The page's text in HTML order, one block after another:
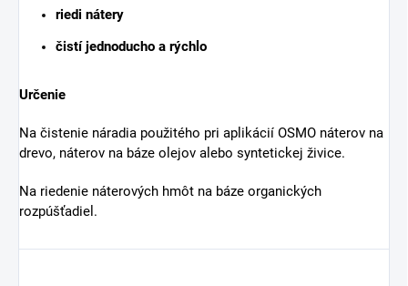
riedi nátery
čistí jednoducho a rýchlo
Určenie
Na čistenie náradia použitého pri aplikácií OSMO náterov na
drevo, náterov na báze olejov alebo syntetickej živice.
Na riedenie náterových hmôt na báze organických
rozpúšťadiel.